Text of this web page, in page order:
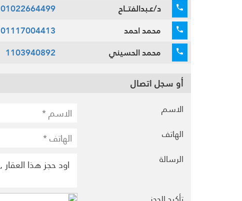
د/عـبدالفتــاح
01022664499
محمد احمد
01117004413
محمد الحسيني
1103940892
أو سجل اتصال
الاسم
الهاتف
الرسالة